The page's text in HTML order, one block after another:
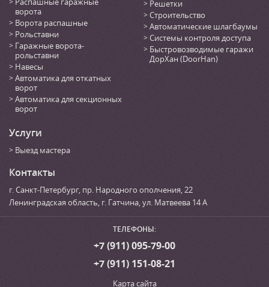
ворота
Ворота распашные
Рольставни
Гаражные ворота-
рольставни
Навесы
Автоматика для откатных
ворот
Автоматика для секционных
ворот
Решетки
Строительство
Автоматические шлагбаумы
Системы контроля доступа
Быстровозводимые гаражи
ДорХан (DoorHan)
Услуги
Выезд мастера
Контакты
г. Санкт-Петербург, пр. Народного ополчения, 22
Ленинградская область, г. Гатчина,ул. Матвеева 14 А
ТЕЛЕФОНЫ:
+7 (911) 095-79-00
+7 (911) 151-08-21
Карта сайта